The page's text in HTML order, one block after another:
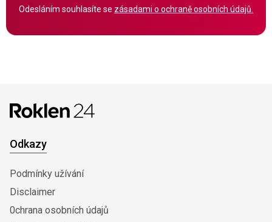
Odesláním souhlasíte se zásadami o ochraně osobních údajů.
Odkazy
Podmínky užívání
Disclaimer
0chrana osobních údajů